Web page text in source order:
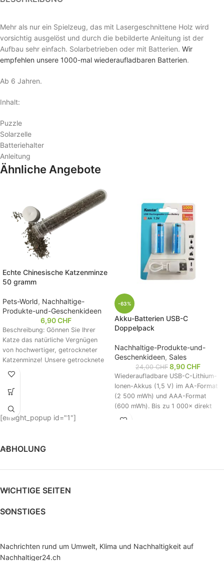
Mehr als nur ein Spielzeug, das mit Lasergeschnittene Holz wird
vorsichtig ausgelöst und durch die bebilderte Anleitung ist der
Aufbau sehr einfach. Solarbetrieben oder mit Batterien. Wir
empfehlen unsere 1000-mal wiederaufladbaren Batterien.
Ab 6 Jahren.
Inhalt:
Puzzle
Solarzelle
Batteriehalter
Anleitung
Ähnliche Angebote
Echte Chinesische Katzenminze
50 gramm
Pets-World, Nachhaltige-
Produkte-und-Geschenkideen
6,90CHF
Beschreibung: Gönnen Sie Ihrer
Katze das natürliche Vergnügen
von hochwertiger, getrockneter
Katzenminze! Unsere getrocknete
Katzenminze ist zu 100 % natürlich
-63%
Akku-Batterien USB-C
Doppelpack
Nachhaltige-Produkte-und-
Geschenkideen, Sales
24,00CHF 8,90CHF
Wiederaufladbare USB-C-Lithium-
Ionen-Akkus (1,5 V) im AA-Format
(2 500 mWh) und AAA-Format
(600 mWh). Bis zu 1 000× direkt
per USB-C wiederaufladbar – ganz
[elfsight_popup id="1"]
ABHOLUNG
WICHTIGE SEITEN
SONSTIGES
Nachrichten rund um Umwelt, Klima und Nachhaltigkeit auf
Nachhaltiger24.ch